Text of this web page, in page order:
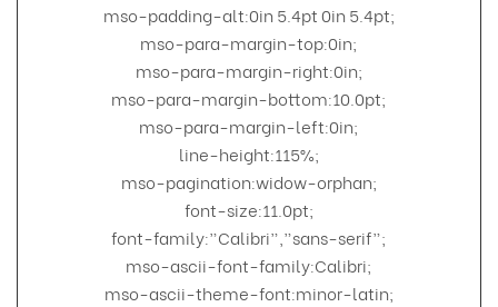
mso-padding-alt:0in 5.4pt 0in 5.4pt;
mso-para-margin-top:0in;
mso-para-margin-right:0in;
mso-para-margin-bottom:10.0pt;
mso-para-margin-left:0in;
line-height:115%;
mso-pagination:widow-orphan;
font-size:11.0pt;
font-family:”Calibri”,”sans-serif”;
mso-ascii-font-family:Calibri;
mso-ascii-theme-font:minor-latin;